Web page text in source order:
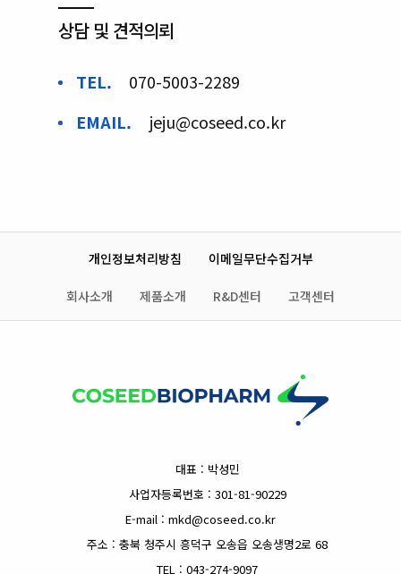
상담 및 견적의뢰
TEL.
070-5003-2289
EMAIL.
jeju@coseed.co.kr
개인정보처리방침 이메일무단수집거부
회사소개 제품소개 R&D센터 고객센터
대표 : 박성민
사업자등록번호 : 301-81-90229
E-mail : mkd@coseed.co.kr
주소 : 충북 청주시 흥덕구 오송읍 오송생명2로 68
TEL : 043-274-9097